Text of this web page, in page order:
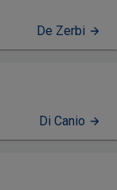
De Zerbi
Di Canio